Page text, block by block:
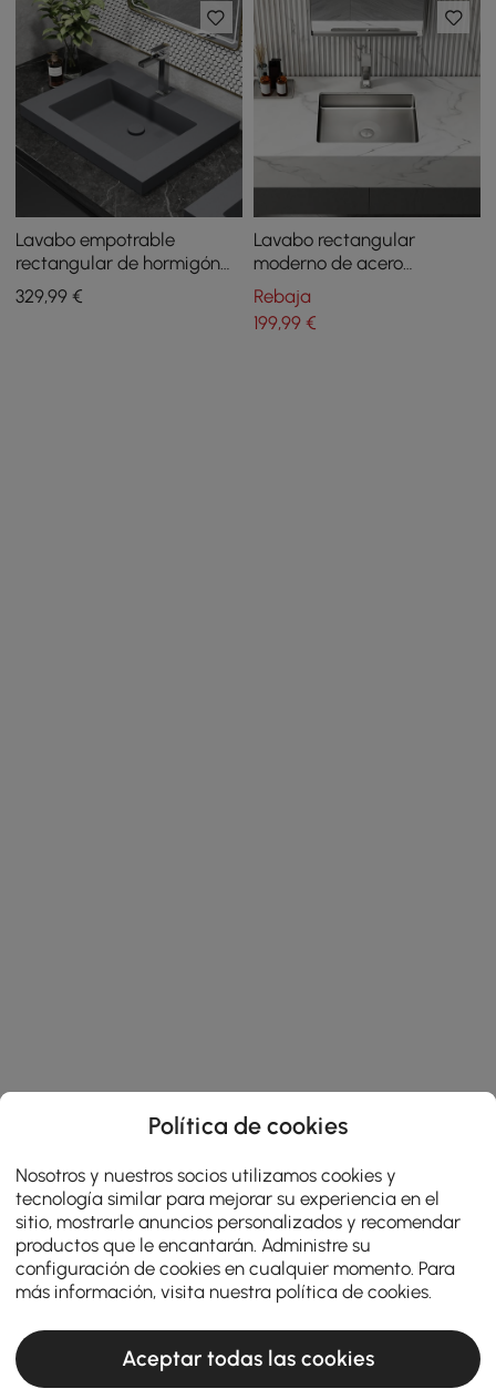
Lavabo empotrable
rectangular de hormigón
gris de 600 mm
329,99 €
Lavabo rectangular
moderno de acero
inoxidable cepillado,
lavabo de baño bajo
encimera
Rebaja
199,99€
Política de cookies
Nosotros y nuestros socios utilizamos cookies y
tecnología similar para mejorar su experiencia en el
sitio, mostrarle anuncios personalizados y recomendar
productos que le encantarán. Administre su
configuración de cookies en cualquier momento. Para
más información, visita nuestra política de cookies
Aceptar todas las cookies